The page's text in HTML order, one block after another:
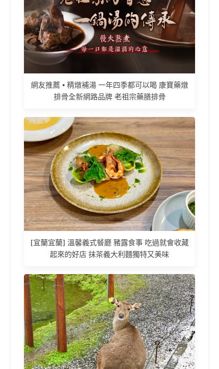
網友推薦 • 精燉補湯 一年四季都可以喝 康寶藥燉
排骨全新網路品牌 老祖宗藥膳排骨
[宜蘭宜蘭] 溫馨義式餐廳 豬露食事 吃過就會收藏
起來的好店 抹茶義大利麵獨特又美味